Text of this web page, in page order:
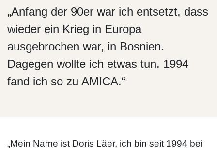
„Anfang der 90er war ich entsetzt, dass
wieder ein Krieg in Europa
ausgebrochen war, in Bosnien.
Dagegen wollte ich etwas tun. 1994
fand ich so zu AMICA.“
„Mein Name ist Doris Läer, ich bin seit 1994 bei